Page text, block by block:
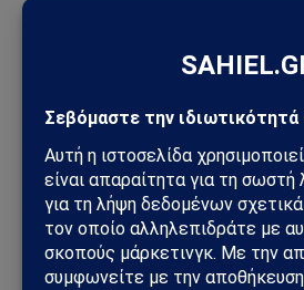
Unitree: Πώς η κινεζική εταιρεία
Συναγερμός για πυρκαγιές στην
ο κρατικός μηχανισμός – Άνεμοι έως
Χούθι χτύπησαν την ενεργειακή
Αραβίας – Επίθεση με drone στο